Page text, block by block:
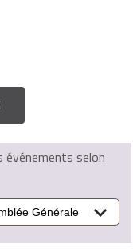
événements selon
Générale